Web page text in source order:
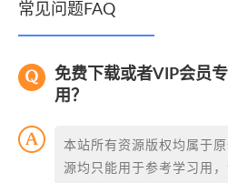
常见问题FAQ
免费下载或者VIP会员
用？
本站所有资源版权均属于
源均只能用于参考学习用